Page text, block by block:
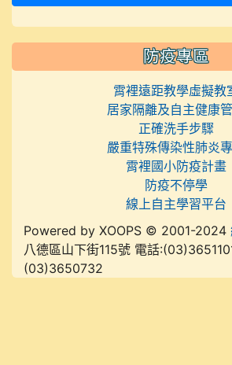
防疫專區
霄裡遠距教學虛擬教
居家隔離及自主健康
正確洗手步驟
嚴重特殊傳染性肺炎
霄裡國小防疫計畫
防疫不停學
線上自主學習平台
Powered by XOOPS © 2001-2024
八德區山下街115號 電話
(03)3650732